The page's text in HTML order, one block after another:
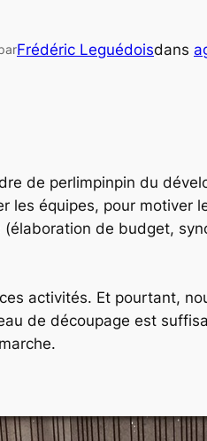
Frédéric Leguédoisdans
de perlimpinpin du
les équipes, pour
de budget,
activités. Et pourtant,
de découpage est